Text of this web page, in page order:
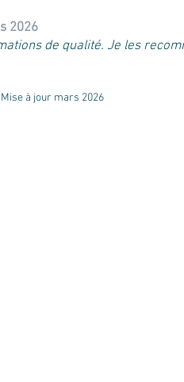
2026
de qualité. Je les
à jour mars 2026